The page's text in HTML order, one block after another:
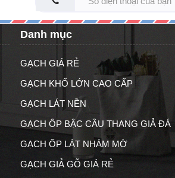
Danh mục
GẠCH GIÁ RẺ
GẠCH KHỔ LỚN CAO CẤP
GẠCH LÁT NỀN
GẠCH ỐP BẬC CẦU THANG GIẢ ĐÁ
GẠCH ỐP LÁT NHÁM MỜ
GẠCH GIẢ GỖ GIÁ RẺ